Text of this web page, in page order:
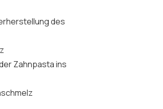
des
Zahnpasta ins